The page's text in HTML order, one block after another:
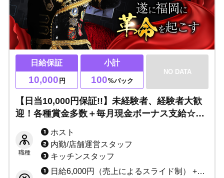
日給保証
10,000 円
小計
100%バック
NO DATA
【日当10,000円保証!!】未経験者、経験者大歓
迎！各種賞金多数＋毎月現金ボーナス支給☆ノ
ンアル営業OK・ノルマなし・日払いOK。寮は
徒歩圏内で即日入居可能です！24時間応募OK♪
職種
ホスト
内勤/店舗運営スタッフ
キッチンスタッフ
日給6,000円（売上によるスライド制） +指名料+総売上バック+各種賞金+毎週現金ボーナスあり ☆未経験者3カ月間日当10,000円保証 ☆経験者3カ月間小計100%バック